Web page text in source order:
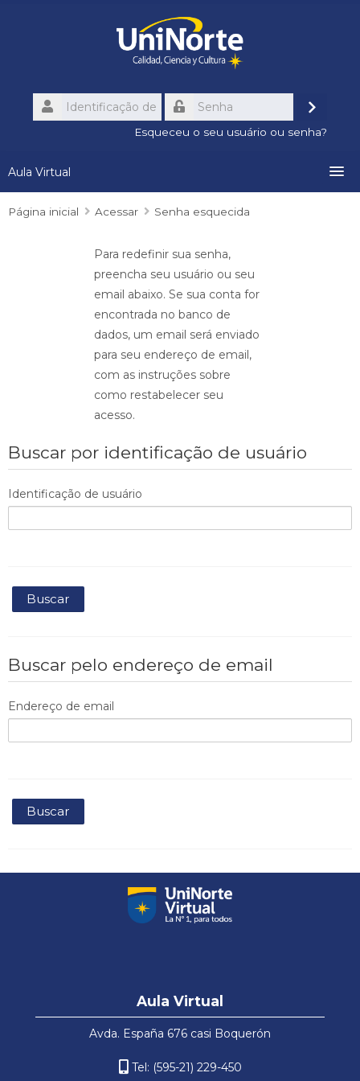
Identificação
de
Esqueceu o seu usuário ou senha?
Aula Virtual
Conozca el Aula Virtual
Recursos Institucionales
Calendario Académico
Português - Brasil ‎(pt_br)‎
Página inicial Acessar Senha esquecida
Para redefinir sua senha,
preencha seu usuário ou seu
email abaixo. Se sua conta for
encontrada no banco de
dados, um email será enviado
para seu endereço de email,
com as instruções sobre
como restabelecer seu
acesso.
Buscar por identificação de usuário
Identificação de usuário
Buscar pelo endereço de email
Endereço de email
Aula
Aula Virtual
Avda. España 676 casi Boquerón
Tel: (595-21) 229-450